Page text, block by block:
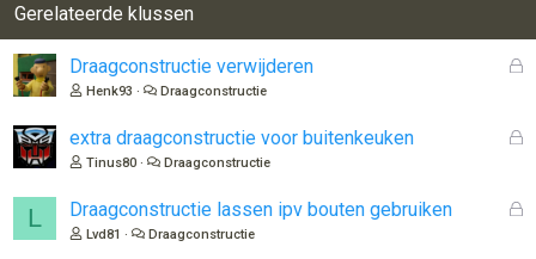
Gerelateerde klussen
G
n
Draagconstructie verwijderen
Henk93 Draagconstructie
G
extra draagconstructie voor buitenkeuken
Tinus80 Draagconstructie
L
G
Draagconstructie lassen ipv bouten gebruiken
Lvd81 Draagconstructie